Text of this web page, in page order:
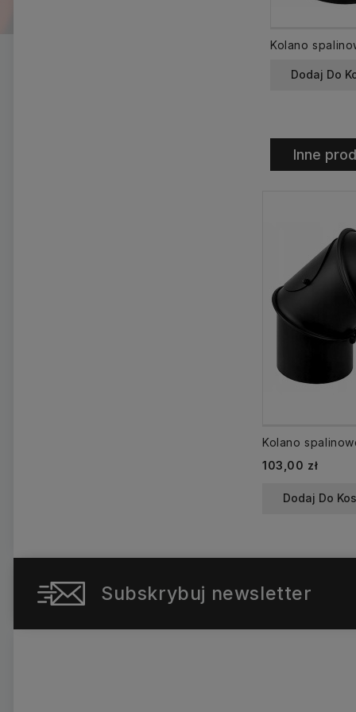
Dodaj Do
Inne
Cena
103,00 zł
Dodaj Do
Subskrybuj newsletter